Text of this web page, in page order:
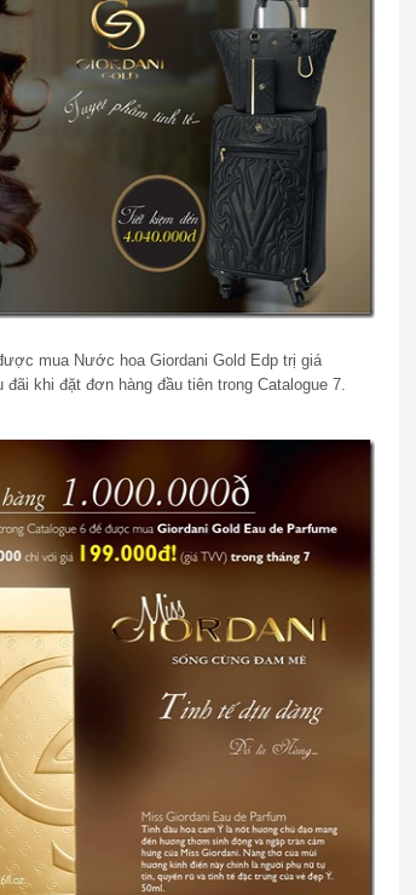
mua Nước hoa Giordani Gold Edp trị giá
khi đặt đơn hàng đầu tiên trong Catalogue 7.